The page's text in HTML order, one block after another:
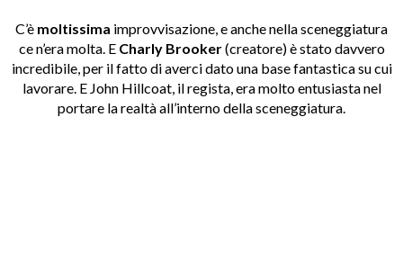
C’è moltissima improvvisazione, e anche nella sceneggiatura
ce n’era molta. E Charly Brooker(creatore) è stato davvero
incredibile, per il fatto di averci dato una base fantastica su cui
lavorare. E John Hillcoat, il regista, era molto entusiasta nel
portare la realtà all’interno della sceneggiatura.